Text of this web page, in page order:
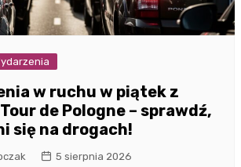
w ruchu w piątek z
de Pologne – sprawdź,
się na drogach!
5 sierpnia 2026